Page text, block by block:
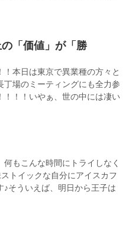
の「価値」が「勝
！本日は東京で異業種の方々と
丁場のミーティングにも全力参
！！！いやぁ、世の中には凄い
何もこんな時間にトライしなく
トイックな自分にアイスカフ
♪そういえば、明日から王子は